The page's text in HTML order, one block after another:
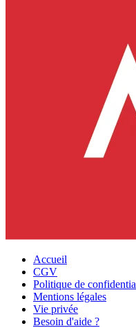
Accueil
CGV
Politique de
Mentions légales
Vie privée
Besoin d'aide ?